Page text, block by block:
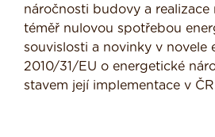
náročnosti budovy a
téměř nulovou spotřebou
souvislosti a novinky v novele
2010/31/EU o energetické
stavem její implementace v